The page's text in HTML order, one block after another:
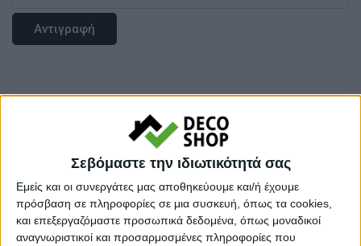
Σεβόμαστε την ιδιωτικότητά σας
Εμείς και οι συνεργάτες μας αποθηκεύουμε και/ή έχουμε
πρόσβαση σε πληροφορίες σε μια συσκευή, όπως τα cookies,
και επεξεργαζόμαστε προσωπικά δεδομένα, όπως μοναδικοί
αναγνωριστικοί και προσαρμοσμένες πληροφορίες που
Αντιγραφή
Γρήγορη παράδοση
με μεταφορική ή
courier
Super τιμές στην
καλύτερη ποιότητα
Online υποστήριξη
Ασφαλείς πληρωμές με